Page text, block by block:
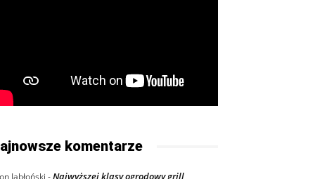
komentarze
Jabłoński -Najwyższej klasy ogrodowy grill